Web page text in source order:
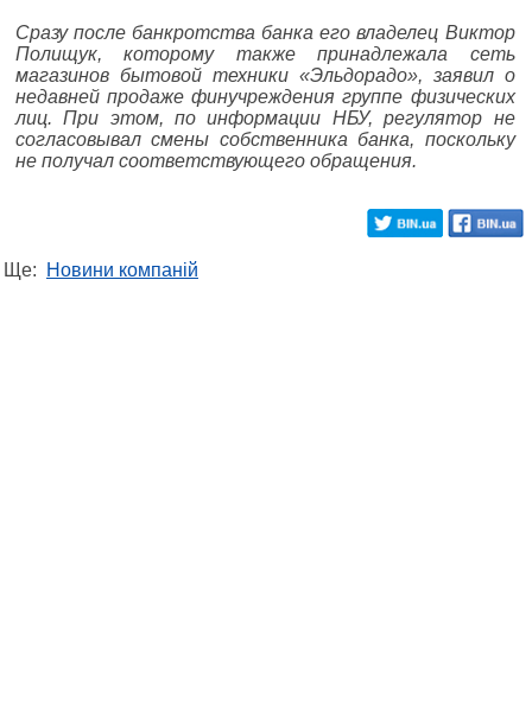
Сразу после банкротства банка его владелец Виктор
Полищук, которому также принадлежала сеть
магазинов бытовой техники «Эльдорадо», заявил о
недавней продаже финучреждения группе физических
лиц. При этом, по информации НБУ, регулятор не
согласовывал смены собственника банка, поскольку
не получал соответствующего обращения.
Ще: Новини компаній